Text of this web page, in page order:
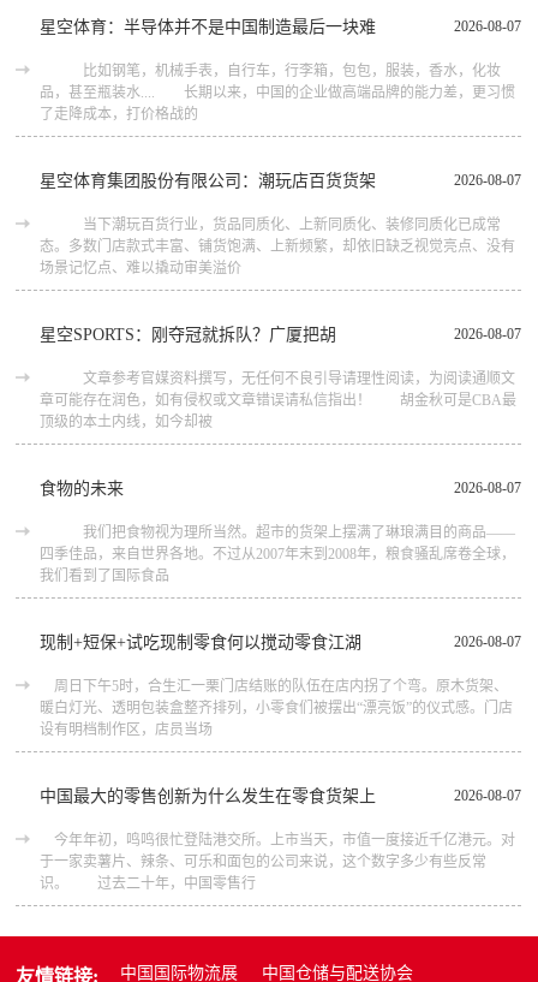
2026-08-07
星空体育：半导体并不是中国制造最后一块难
比如钢笔，机械手表，自行车，行李箱，包包，服装，香水，化妆
品，甚至瓶装水.... 长期以来，中国的企业做高端品牌的能力差，更习惯
了走降成本，打价格战的
2026-08-07
星空体育集团股份有限公司：潮玩店百货货架
当下潮玩百货行业，货品同质化、上新同质化、装修同质化已成常
态。多数门店款式丰富、铺货饱满、上新频繁，却依旧缺乏视觉亮点、没有
场景记忆点、难以撬动审美溢价
2026-08-07
星空SPORTS：刚夺冠就拆队？广厦把胡
文章参考官媒资料撰写，无任何不良引导请理性阅读，为阅读通顺文
章可能存在润色，如有侵权或文章错误请私信指出！ 胡金秋可是CBA最
顶级的本土内线，如今却被
2026-08-07
食物的未来
我们把食物视为理所当然。超市的货架上摆满了琳琅满目的商品――
四季佳品，来自世界各地。不过从2007年末到2008年，粮食骚乱席卷全球，
我们看到了国际食品
2026-08-07
现制+短保+试吃现制零食何以搅动零食江湖
周日下午5时，合生汇一栗门店结账的队伍在店内拐了个弯。原木货架、
暖白灯光、透明包装盒整齐排列，小零食们被摆出“漂亮饭”的仪式感。门店
设有明档制作区，店员当场
2026-08-07
中国最大的零售创新为什么发生在零食货架上
今年年初，鸣鸣很忙登陆港交所。上市当天，市值一度接近千亿港元。对
于一家卖薯片、辣条、可乐和面包的公司来说，这个数字多少有些反常
识。 过去二十年，中国零售行
友情链接: 中国国际物流展 中国仓储与配送协会